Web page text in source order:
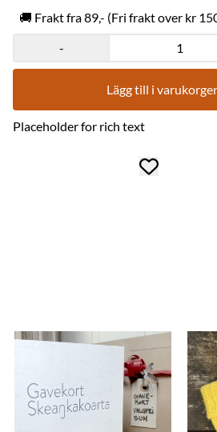
Bruk ullvaskemiddel. Strekkes/formes og
Plagget vil krympe i tørketrommelen. Davvisámegillii: 100%
merinoullu. Buorre njuoratmánáskeaŋka. Graveniid duddjo buot
buktagiid Sámis . Mearka mii dáhkkida ahte Graveniid lea duddjon
buktaga, ja ahte dat lea ráhkaduvvon
som garanterer at varen er laget av oss, og i Sápmi.
medlem av Norwegian Made -
🚚 Frakt fra 89,- (Fri frakt over kr
-
Lägg till i
Placeholder for rich text